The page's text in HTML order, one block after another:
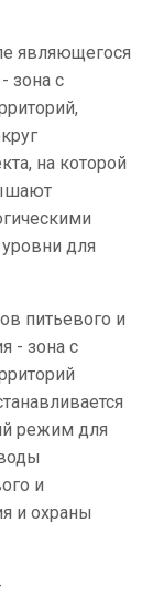
являющегося
зона с
на которой
для
питьевого и
- зона с
режим для
и
и охраны